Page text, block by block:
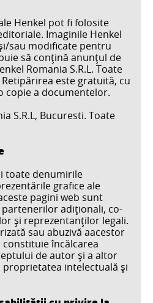
Henkel pot fi folosite
Imaginile Henkel
sau modificate pentru
să conţină anunţul de
Romania S.R.L. Toate
este gratuită, cu
copie a documentelor.
S.R.L, Bucuresti. Toate
toate denumirile
grafice ale
pagini web sunt
adiţionali, co-
şi reprezentanţilor legali.
sau abuzivă aacestor
încălcarea
de autor şi a altor
proprietatea intelectuală şi